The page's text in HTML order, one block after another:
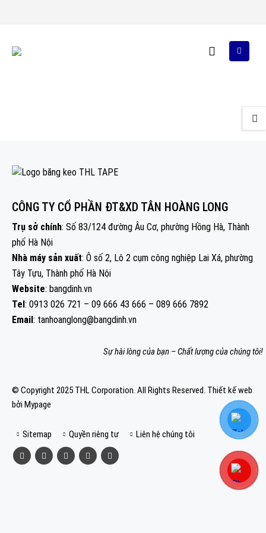
CÔNG TY CỔ PHẦN ĐT&XD TÂN HOÀNG LONG
Trụ sở chính: Số 83/124 đường Âu Cơ, phường Hồng Hà, Thành
phố Hà Nội
Nhà máy sản xuất: Ô số 2, Lô 2 cụm công nghiệp Lai Xá, phường
Tây Tựu, Thành phố Hà Nội
Website: bangdinh.vn
Tel: 0913 026 721 – 09 666 43 666 – 089 666 7892
Email: tanhoanglong@bangdinh.vn
Sự hài lòng của bạn – Chất lượng của chúng tôi!
© Copyright 2025 THL Corporation. All Rights Reserved. Thiết kế web
bởi Mypage
Sitemap Quyền riêng tư Liên hệ chúng tôi